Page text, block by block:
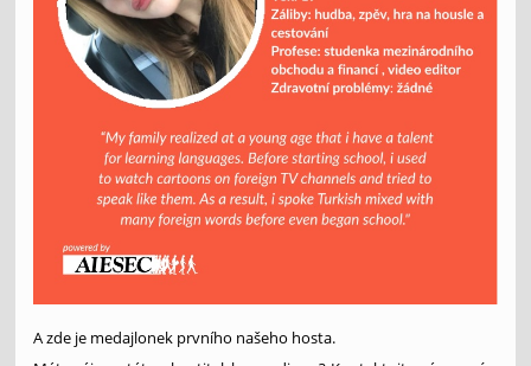
A zde je medajlonek prvního našeho hosta.